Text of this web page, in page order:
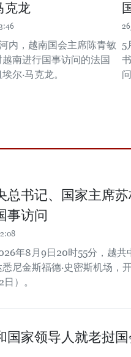
克龙
内，越南国会主席陈青敏
南进行国事访问的法国
尔·马克龙。
5
总书记、国家主席
事访问
年8月9日20时55分，越
尼金斯福德·史密斯机场，
）。
国家领导人就老挝